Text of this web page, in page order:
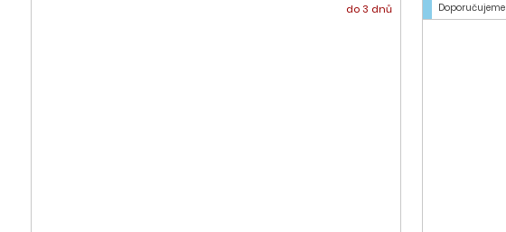
do 3 dnů Doporučujeme